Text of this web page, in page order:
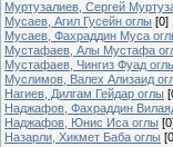
Муртузалиев, Сергей
Мусаев, Агил Гусейн оглы [0]
Мусаев, Фахраддин Муса
Мустафаев, Алы Мустафа
Мустафаев, Чингиз Фуад
Муслимов, Валех Ализаид
Нагиев, Дилгам Гейдар оглы
Наджафов, Фахраддин
Наджафов, Юнис Иса оглы
Назарли, Хикмет Баба оглы